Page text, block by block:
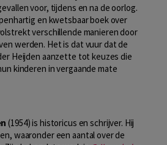
voor, tijdens en na de oorlog.
en kwetsbaar boek over
verschillende manieren door
werden. Het is dat vuur dat de
Heijden aanzette tot keuzes die
kinderen in vergaande mate
(1954) is historicus en schrijver. Hij
waaronder een aantal over de